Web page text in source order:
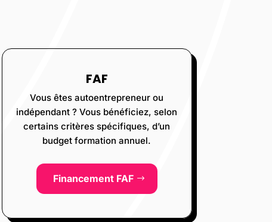
FAF
Vous êtes autoentrepreneur ou
indépendant ? Vous bénéficiez, selon
certains critères spécifiques, d’un
budget formation annuel.
Financement FAF